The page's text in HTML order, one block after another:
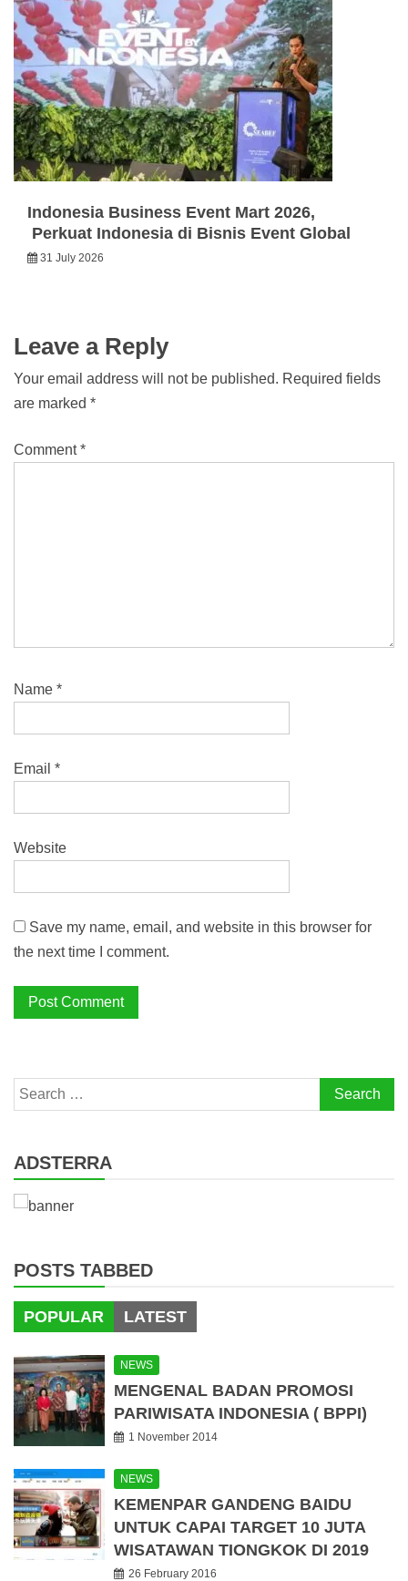
Indonesia Business Event Mart 2026,
Perkuat Indonesia di Bisnis Event Global
31 July 2026
Leave a Reply
Your email address will not be published. Required fields
are marked *
Comment*
Name *
Email *
Website
Save my name, email, and website in this browser for
the next time I comment.
Search
for:
ADSTERRA
POSTS TABBED
POPULAR LATEST
NEWS
MENGENAL BADAN PROMOSI
PARIWISATA INDONESIA ( BPPI)
1 November 2014
NEWS
KEMENPAR GANDENG BAIDU
UNTUK CAPAI TARGET 10 JUTA
WISATAWAN TIONGKOK DI 2019
26 February 2016